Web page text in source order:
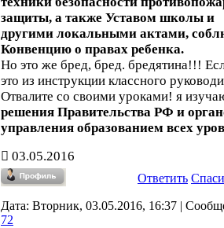
защиты, а также Уставом школы и
другими локальными актами,
Конвенцию о правах ребенка.
Но это же бред, бред. бредятина!!!
это из инструкции классного
Отвалите со своими уроками! я
решения Правительства РФ и
управления образованием всех
03.05.2016
Ответить
Дата: Вторник, 03.05.2016, 16:37 |
72